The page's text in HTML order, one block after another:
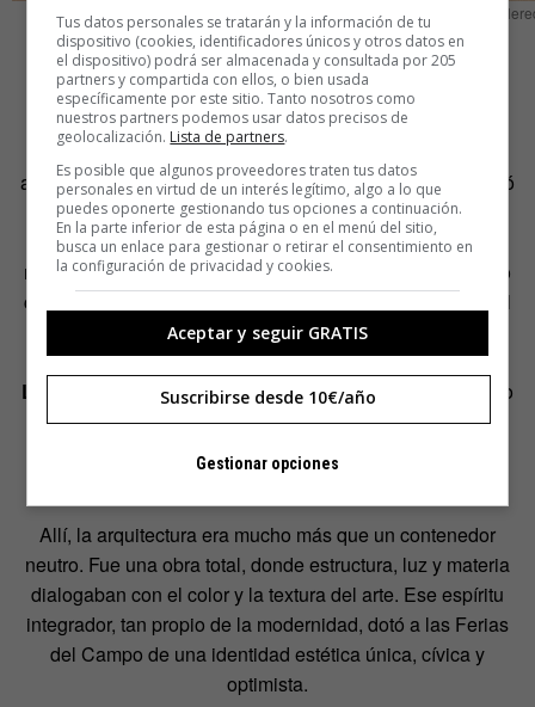
Francisco Cabrero, dibujo de Gran Madrid, nº16, 1951
A lo largo de dos décadas se proyectaronmás de 115
pabellones,de los cuales todavía se conservan 61. En
ellos se ensayaron estructuras ligeras, cubiertas
experimentales y nuevas formas de relación entre
arquitectura y paisaje. Cada edición de la feria se convirtió
en una exposición de arquitectura viva, en donde los
arquitectos exploraban nuevas soluciones espaciales
mientras algunos artesanos añadían murales, mosaicos o
celosías. De hecho, uno de los rasgos más singulares del
recinto fue la colaboración entre arquitectos y artistas
plásticos. Pintores y escultores comoCarlos Pascual de
Lara, Antonio Rodríguez Valdivieso, Amadeo Gabino
o
Jesús de la Sotaparticiparon en la decoración de los
pabellones y generaron un tejido interdisciplinar que
anticipaba los principios del arte público contemporáneo.
Allí, la arquitectura era mucho más que un contenedor
neutro. Fue una obra total, donde estructura, luz y materia
dialogaban con el color y la textura del arte. Ese espíritu
integrador, tan propio de la modernidad, dotó a las Ferias
del Campo de una identidad estética única, cívica y
optimista.
Tus datos personales se tratarán y la información de tu
dispositivo (cookies, identificadores únicos y otros datos en
el dispositivo) podrá ser almacenada y consultada por 205
partners y compartida con ellos, o bien usada
específicamente por este sitio. Tanto nosotros como
nuestros partners podemos usar datos precisos de
geolocalización. Lista de partners.
Es posible que algunos proveedores traten tus datos
personales en virtud de un interés legítimo, algo a lo que
puedes oponerte gestionando tus opciones a continuación.
En la parte inferior de esta página o en el menú del sitio,
busca un enlace para gestionar o retirar el consentimiento en
la configuración de privacidad y cookies.
Aceptar y seguir GRATIS
Suscribirse desde 10€/año
Gestionar opciones